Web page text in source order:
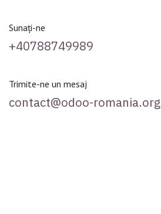
Sunați-ne
+40788749989
Trimite-ne un mesaj
contact@odoo-romania.org